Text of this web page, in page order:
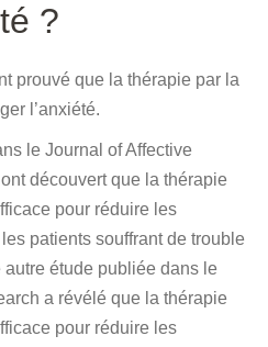
?
prouvé que la thérapie par la
l’anxiété.
le Journal of Affective
découvert que la thérapie
pour réduire les
patients souffrant de trouble
étude publiée dans le
a révélé que la thérapie
pour réduire les